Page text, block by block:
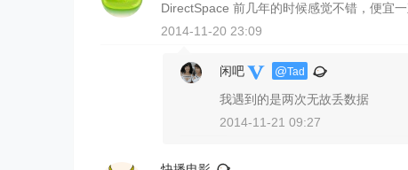
DirectSpace 前几年的时候感觉不错，便宜
2014-11-20 23:09
闲吧 @Tad
我遇到的是两次无故丢数据
2014-11-21 09:27